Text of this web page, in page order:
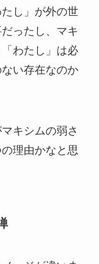
し」が外の世
ったし、マキ
わたし」は必
い存在なのか
キシムの弱さ
理由かなと思